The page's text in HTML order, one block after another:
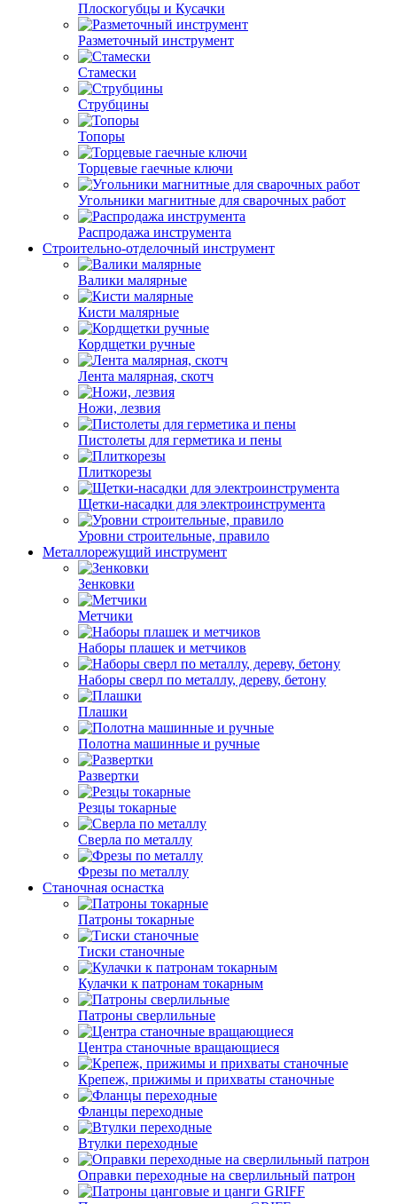
Плоскогубцы и Кусачки
Разметочный инструмент
Стамески
Струбцины
Топоры
Торцевые гаечные ключи
Угольники магнитные для сварочных работ
Распродажа инструмента
Строительно-отделочный инструмент
Валики малярные
Кисти малярные
Кордщетки ручные
Лента малярная, скотч
Ножи, лезвия
Пистолеты для герметика и пены
Плиткорезы
Щетки-насадки для электроинструмента
Уровни строительные, правило
Металлорежущий инструмент
Зенковки
Метчики
Наборы плашек и метчиков
Наборы сверл по металлу, дереву, бетону
Плашки
Полотна машинные и ручные
Развертки
Резцы токарные
Сверла по металлу
Фрезы по металлу
Станочная оснастка
Патроны токарные
Тиски станочные
Кулачки к патронам токарным
Патроны сверлильные
Центра станочные вращающиеся
Крепеж, прижимы и прихваты станочные
Фланцы переходные
Втулки переходные
Оправки переходные на сверлильный патрон